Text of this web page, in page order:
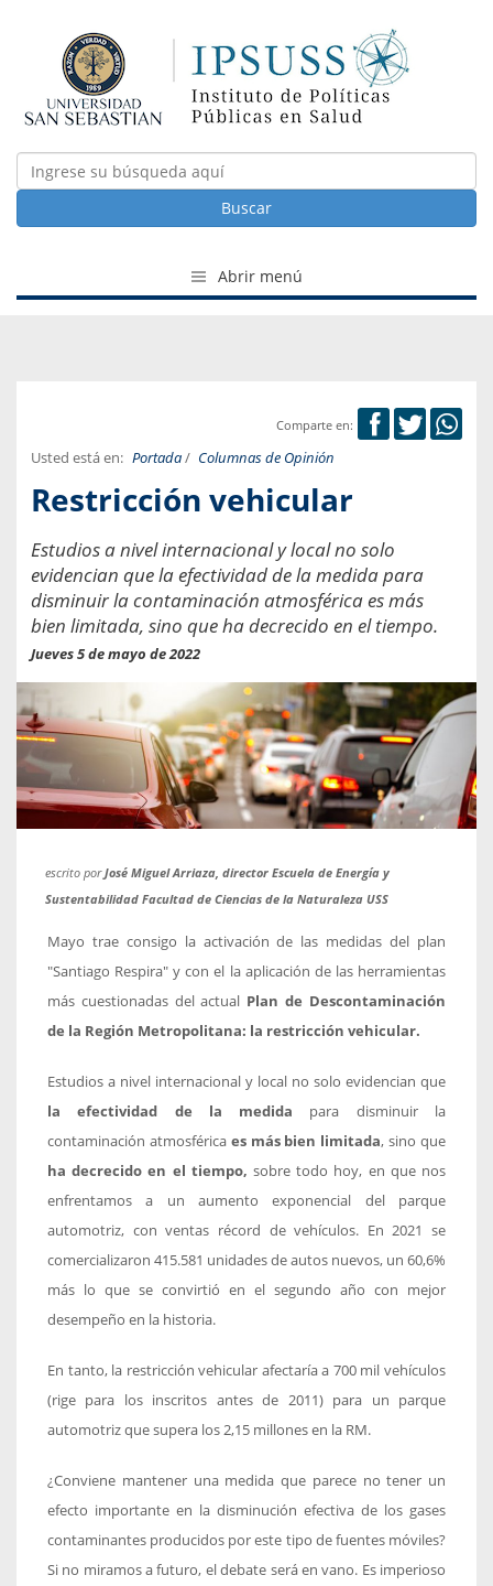
Buscar
Abrir menú
Comparte en:
Usted está en: Portada/ Columnas de Opinión
Restricción vehicular
Estudios a nivel internacional y local no solo
evidencian que la efectividad de la medida para
disminuir la contaminación atmosférica es más
bien limitada, sino que ha decrecido en el tiempo.
Jueves 5 de mayo de 2022
escrito porJosé Miguel Arriaza, director Escuela de Energía y
Sustentabilidad Facultad de Ciencias de la Naturaleza USS
Mayo trae consigo la activación de las medidas del plan
"Santiago Respira" y con el la aplicación de las herramientas
más cuestionadas del actual Plan de Descontaminación
de la Región Metropolitana: la restricción vehicular.
Estudios a nivel internacional y local no solo evidencian que
la efectividad de la medida para disminuir la
contaminación atmosférica es más bien limitada, sino que
ha decrecido en el tiempo, sobre todo hoy, en que nos
enfrentamos a un aumento exponencial del parque
automotriz, con ventas récord de vehículos. En 2021 se
comercializaron 415.581 unidades de autos nuevos, un 60,6%
más lo que se convirtió en el segundo año con mejor
desempeño en la historia.
En tanto, la restricción vehicular afectaría a 700 mil vehículos
(rige para los inscritos antes de 2011) para un parque
automotriz que supera los 2,15 millones en la RM.
¿Conviene mantener una medida que parece no tener un
efecto importante en la disminución efectiva de los gases
contaminantes producidos por este tipo de fuentes móviles?
Si no miramos a futuro, el debate será en vano. Es imperioso